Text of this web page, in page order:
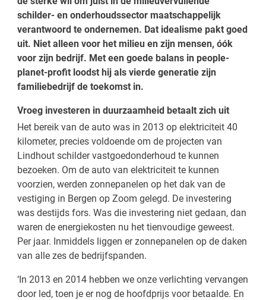
schilder- en onderhoudssector maatschappelijk
verantwoord te ondernemen. Dat idealisme pakt goed
uit. Niet alleen voor het milieu en zijn mensen, óók
voor zijn bedrijf. Met een goede balans in people-
planet-profit loodst hij als vierde generatie zijn
familiebedrijf de toekomst in.
Vroeg investeren in duurzaamheid betaalt zich uit
Het bereik van de auto was in 2013 op elektriciteit 40
kilometer, precies voldoende om de projecten van
Lindhout schilder vastgoedonderhoud te kunnen
bezoeken. Om de auto van elektriciteit te kunnen
voorzien, werden zonnepanelen op het dak van de
vestiging in Bergen op Zoom gelegd. De investering
was destijds fors. Was die investering niet gedaan, dan
waren de energiekosten nu het tienvoudige geweest.
Per jaar. Inmiddels liggen er zonnepanelen op de daken
van alle zes de bedrijfspanden.
‘In 2013 en 2014 hebben we onze verlichting vervangen
door led, toen je er nog de hoofdprijs voor betaalde. En